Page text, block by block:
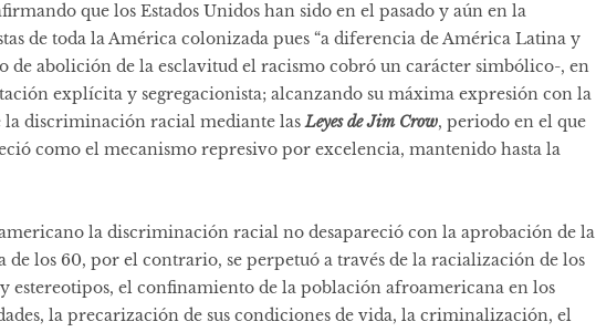
que los Estados Unidos han sido en el pasado y aún en la
de toda la América colonizada pues “a diferencia de América Latina y
de abolición de la esclavitud el racismo cobró un carácter simbólico-, en
explícita y segregacionista; alcanzando su máxima expresión con la
discriminación racial mediante lasLeyes de Jim Crow, periodo en el que
como el mecanismo represivo por excelencia, mantenido hasta la
la discriminación racial no desapareció con la aprobación de la
de los 60, por el contrario, se perpetuó a través de la racialización de los
estereotipos, el confinamiento de la población afroamericana en los
la precarización de sus condiciones de vida, la criminalización, el